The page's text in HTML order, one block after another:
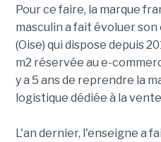
Pour ce faire, la marque
masculin a fait évoluer
(Oise) qui dispose depuis
m2 réservée au e-
y a 5 ans de reprendre la
logistique dédiée à la
L'an dernier, l'enseigne a